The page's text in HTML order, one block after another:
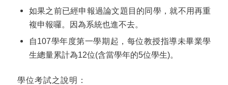
如果之前已經申報過論文題目的同學，就不用再重
複申報囉。因為系統也進不去。
自107學年度第一學期起，每位教授指導未畢業學
生總量累計為12位(含當學年的5位學生)。
學位考試之說明：